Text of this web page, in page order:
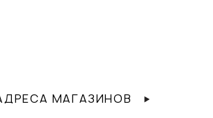
МАГАЗИНОВ